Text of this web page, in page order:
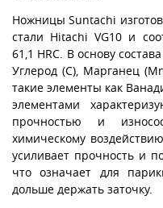
Ножницы Suntachi
стали Hitachi VG10 и
61,1 HRC. В основу
Углерод (С), Марганец
такие элементы как
элементами
прочностью и
химическому
усиливает прочность и
что означает для
дольше держать заточку.